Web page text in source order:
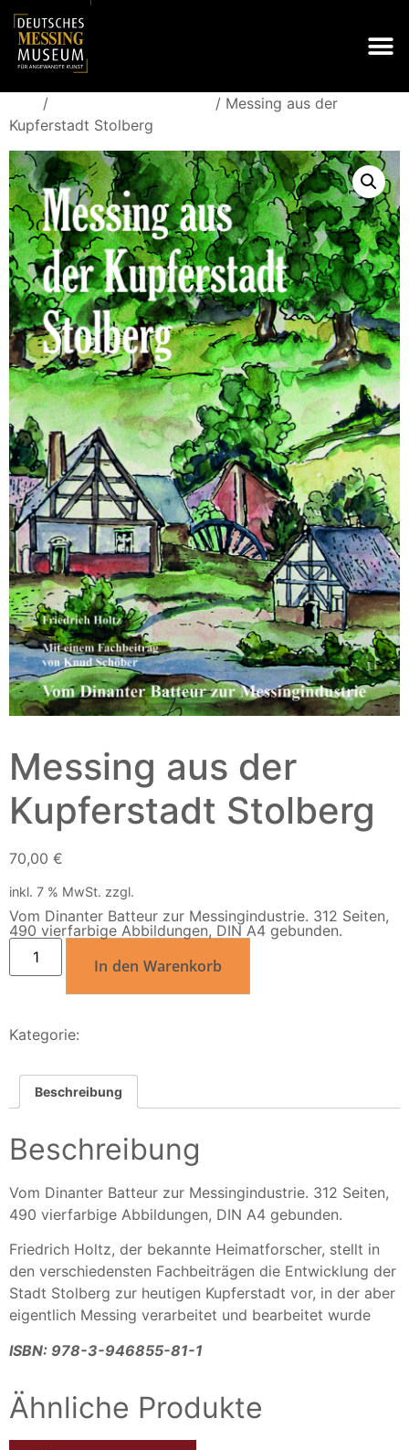
/
/ Messing aus der
Kupferstadt Stolberg
Messing aus der
Kupferstadt Stolberg
70,00 €
inkl. 7 % MwSt. zzgl.
Vom Dinanter Batteur zur Messingindustrie. 312 Seiten,
490 vierfarbige Abbildungen, DIN A4 gebunden.
In den Warenkorb
Kategorie:
Beschreibung
Beschreibung
Vom Dinanter Batteur zur Messingindustrie. 312 Seiten,
490 vierfarbige Abbildungen, DIN A4 gebunden.
Friedrich Holtz, der bekannte Heimatforscher, stellt in
den verschiedensten Fachbeiträgen die Entwicklung der
Stadt Stolberg zur heutigen Kupferstadt vor, in der aber
eigentlich Messing verarbeitet und bearbeitet wurde
ISBN: 978-3-946855-81-1
Ähnliche Produkte